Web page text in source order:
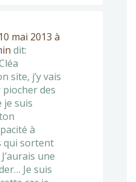
10 mai 2013 à
dit:
site, j’y vais
des
je suis
à
qui sortent
une
Je suis